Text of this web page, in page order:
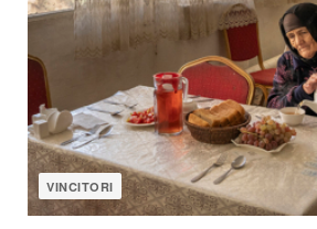
VINCITORI